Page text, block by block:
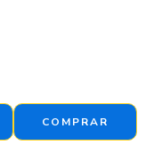
COMPRAR